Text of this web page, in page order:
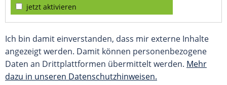
jetzt aktivieren
Ich bin damit einverstanden, dass mir externe Inhalte
angezeigt werden. Damit können personenbezogene
Daten an Drittplattformen übermittelt werden. Mehr
dazu in unseren Datenschutzhinweisen.